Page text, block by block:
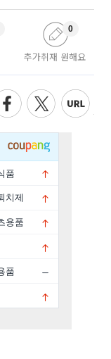
추가취재 원해요
0